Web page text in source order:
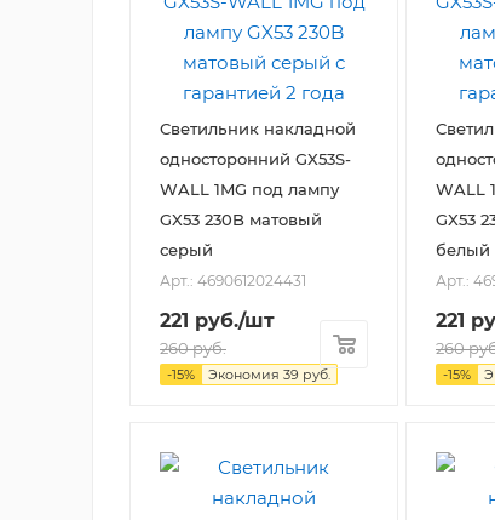
Светильник накладной
односторонний GX53S-
WALL 1MG под лампу
GX53 230B матовый
серый
Арт.: 4690612024431
221 руб./шт
260руб.
-15% Экономия 39 руб.
WALL
GX53
белый
Арт.:
221
260
-15%